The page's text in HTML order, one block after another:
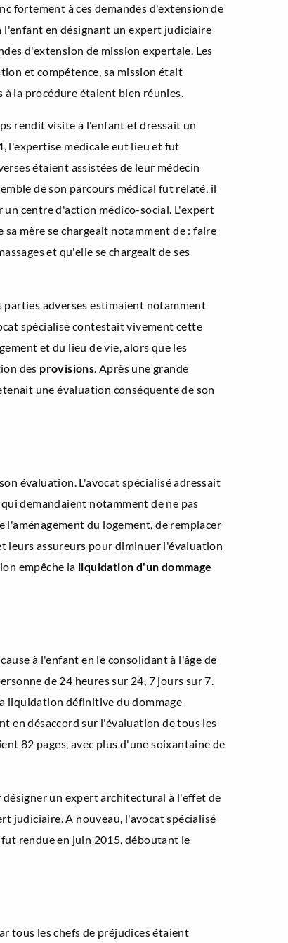
fortement à ces demandes d'extension de
l'enfant en désignant un expert judiciaire
d'extension de mission expertale. Les
et compétence, sa mission était
la procédure étaient bien réunies.
rendit visite à l'enfant et dressait un
l'expertise médicale eut lieu et fut
étaient assistées de leur médecin
de son parcours médical fut relaté, il
centre d'action médico-social. L'expert
mère se chargeait notamment de : faire
et qu'elle se chargeait de ses
adverses estimaient notamment
spécialisé contestait vivement cette
et du lieu de vie, alors que les
des provisions . Après une grande
une évaluation conséquente de son
évaluation. L'avocat spécialisé adressait
demandaient notamment de ne pas
du logement, de remplacer
leurs assureurs pour diminuer l'évaluation
empêche la liquidation d'un dommage
à l'enfant en le consolidant à l'âge de
de 24 heures sur 24, 7 jours sur 7.
liquidation définitive du dommage
en désaccord sur l'évaluation de tous les
82 pages, avec plus d'une soixantaine de
désigner un expert architectural à l'effet de
judiciaire. A nouveau, l'avocat spécialisé
fut rendue en juin 2015, déboutant le
tous les chefs de préjudices étaient